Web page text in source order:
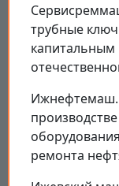
трубные
Ижнефтемаш.
ремонта